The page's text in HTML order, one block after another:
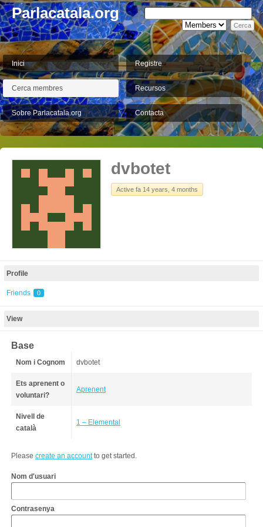
Parlacatala.org
Inici Registre
Cerca membres Recursos
Sobre Parlacatala.org Contacta
dvbotet
Active fa 14 years, 4 months
Profile
Friends 0
View
Base
Nom i Cognom dvbotet
Ets aprenent o
voluntari?
Aprenent
Nivell de
català
1 – Elemental
Please create an accountto get started.
Nom d'usuari
Contrasenya